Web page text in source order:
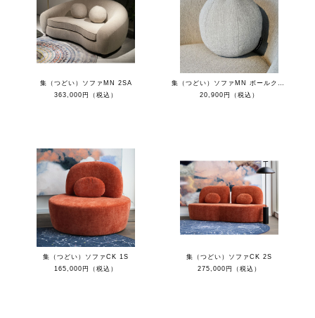
集（つどい）ソファMN 2SA
363,000円（税込）
20,900円（税込）
集（つどい）ソファCK 1S
165,000円（税込）
集（つどい）ソファCK 2S
275,000円（税込）